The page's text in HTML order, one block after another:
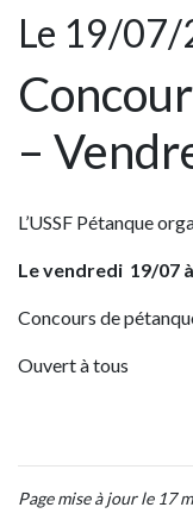
Le 19/
–
L’USSF Pétanque
Le vendredi 19/07
Concours de
Ouvert à tous
Page mise à jour le 17